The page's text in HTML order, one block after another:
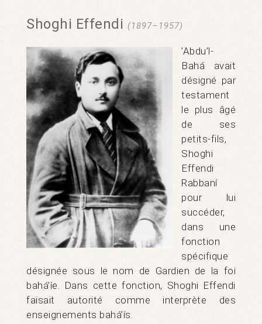
Shoghi Effendi (1897–1957)
’Abdu’l-
Bahá avait
désigné par
testament
le plus âgé
de ses
petits-fils,
Shoghi
Effendi
Rabbaní
pour lui
succéder,
dans une
fonction
spécifique
désignée sous le nom de Gardien de la foi
bahá’íe. Dans cette fonction, Shoghi Effendi
faisait autorité comme interprète des
enseignements bahá’ís.